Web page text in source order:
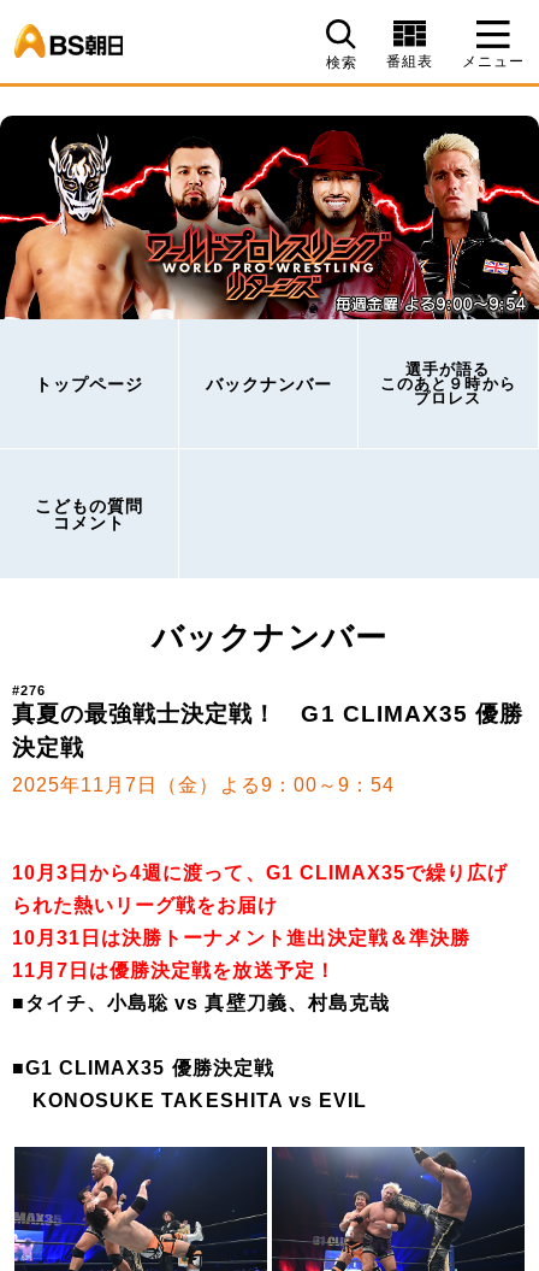
検索 番組表 メニュー
トップページ バックナンバー
選手が語る
このあと９時から
プロレス
こどもの質問
コメント
バックナンバー
#276
真夏の最強戦士決定戦！ G1 CLIMAX35 優勝
決定戦
2025年11月7日（金）よる9：00～9：54
10月3日から4週に渡って、G1 CLIMAX35で繰り広げ
られた熱いリーグ戦をお届け
10月31日は決勝トーナメント進出決定戦＆準決勝
11月7日は優勝決定戦を放送予定！
■タイチ、小島聡 vs 真壁刀義、村島克哉
■G1 CLIMAX35 優勝決定戦
KONOSUKE TAKESHITA vs EVIL